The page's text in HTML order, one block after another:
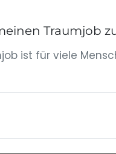
Traumjob
ist für viele